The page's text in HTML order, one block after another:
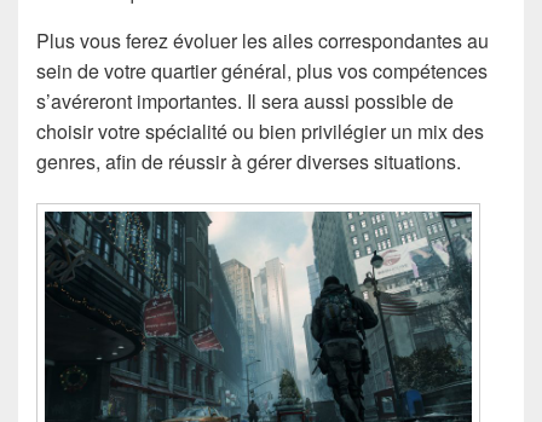
Plus vous ferez évoluer les ailes correspondantes au
sein de votre quartier général, plus vos compétences
s’avéreront importantes. Il sera aussi possible de
choisir votre spécialité ou bien privilégier un mix des
genres, afin de réussir à gérer diverses situations.